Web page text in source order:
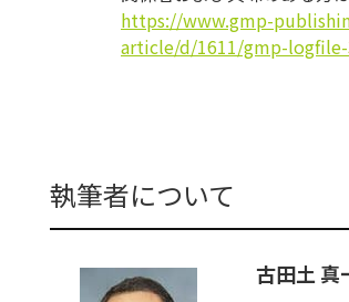
https://www.gmp-
article/d/1611/gmp-
執筆者について
古田土 真